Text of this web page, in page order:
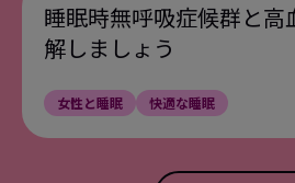
12
https://
20/12/junk-food-linked-
13
https://
9-foods-to-help-you-
睡眠時無呼吸症候群と高
解しましょう
女性と睡眠 快適な睡眠